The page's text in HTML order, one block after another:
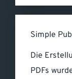
Simple
Die
PDFs